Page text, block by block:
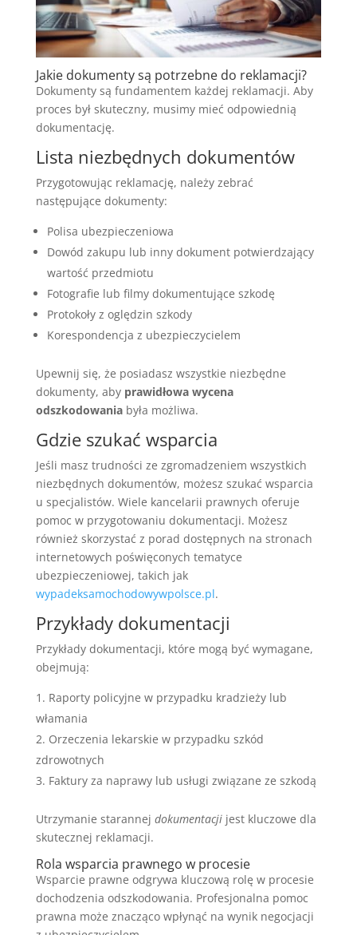
Jakie dokumenty są potrzebne do reklamacji?
Dokumenty są fundamentem każdej reklamacji. Aby
proces był skuteczny, musimy mieć odpowiednią
dokumentację.
Lista niezbędnych dokumentów
Przygotowując reklamację, należy zebrać
następujące dokumenty:
Polisa ubezpieczeniowa
Dowód zakupu lub inny dokument potwierdzający
wartość przedmiotu
Fotografie lub filmy dokumentujące szkodę
Protokoły z oględzin szkody
Korespondencja z ubezpieczycielem
Upewnij się, że posiadasz wszystkie niezbędne
dokumenty, aby prawidłowa wycena
odszkodowaniabyła możliwa.
Gdzie szukać wsparcia
Jeśli masz trudności ze zgromadzeniem wszystkich
niezbędnych dokumentów, możesz szukać wsparcia
u specjalistów. Wiele kancelarii prawnych oferuje
pomoc w przygotowaniu dokumentacji. Możesz
również skorzystać z porad dostępnych na stronach
internetowych poświęconych tematyce
ubezpieczeniowej, takich jak
wypadeksamochodowywpolsce.pl.
Przykłady dokumentacji
Przykłady dokumentacji, które mogą być wymagane,
obejmują:
Raporty policyjne w przypadku kradzieży lub
włamania
Orzeczenia lekarskie w przypadku szkód
zdrowotnych
Faktury za naprawy lub usługi związane ze szkodą
Utrzymanie starannej dokumentacjijest kluczowe dla
skutecznej reklamacji.
Rola wsparcia prawnego w procesie
Wsparcie prawne odgrywa kluczową rolę w procesie
dochodzenia odszkodowania. Profesjonalna pomoc
prawna może znacząco wpłynąć na wynik negocjacji